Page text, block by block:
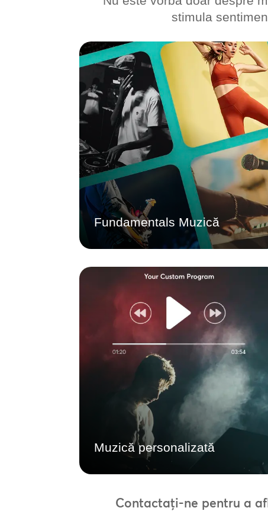
stimula
Fundamentals Muzică
Fundamentals Muzică
Creați liste de redare de înaltă calitate
pe care să le utilizați în întregul
portofoliu sau să le adaptați la o locație
individuală cu bibliotecile noastre
muzicale licențiate integral. O
modalitate simplă de a investi în muzică,
fără a fi nevoie să navigați printre
aspectele legale ale licențierii sau să
bugetați taxe suplimentare de colectare
și interpretare.
Aflați mai multe
Muzică personalizată
Muzică personalizată
Colaborați cu rețeaua noastră globală
de supervizori muzicali pentru a crea o
listă de redare personalizată cu muzică
originală licențiată, care surprinde
perfect povestea dvs. prin sunet. Un
amestec perfect de strategie și emoție,
personalizat pentru a vă atrage publicul
țintă.
Aflați mai multe
Contactați-ne pentru a